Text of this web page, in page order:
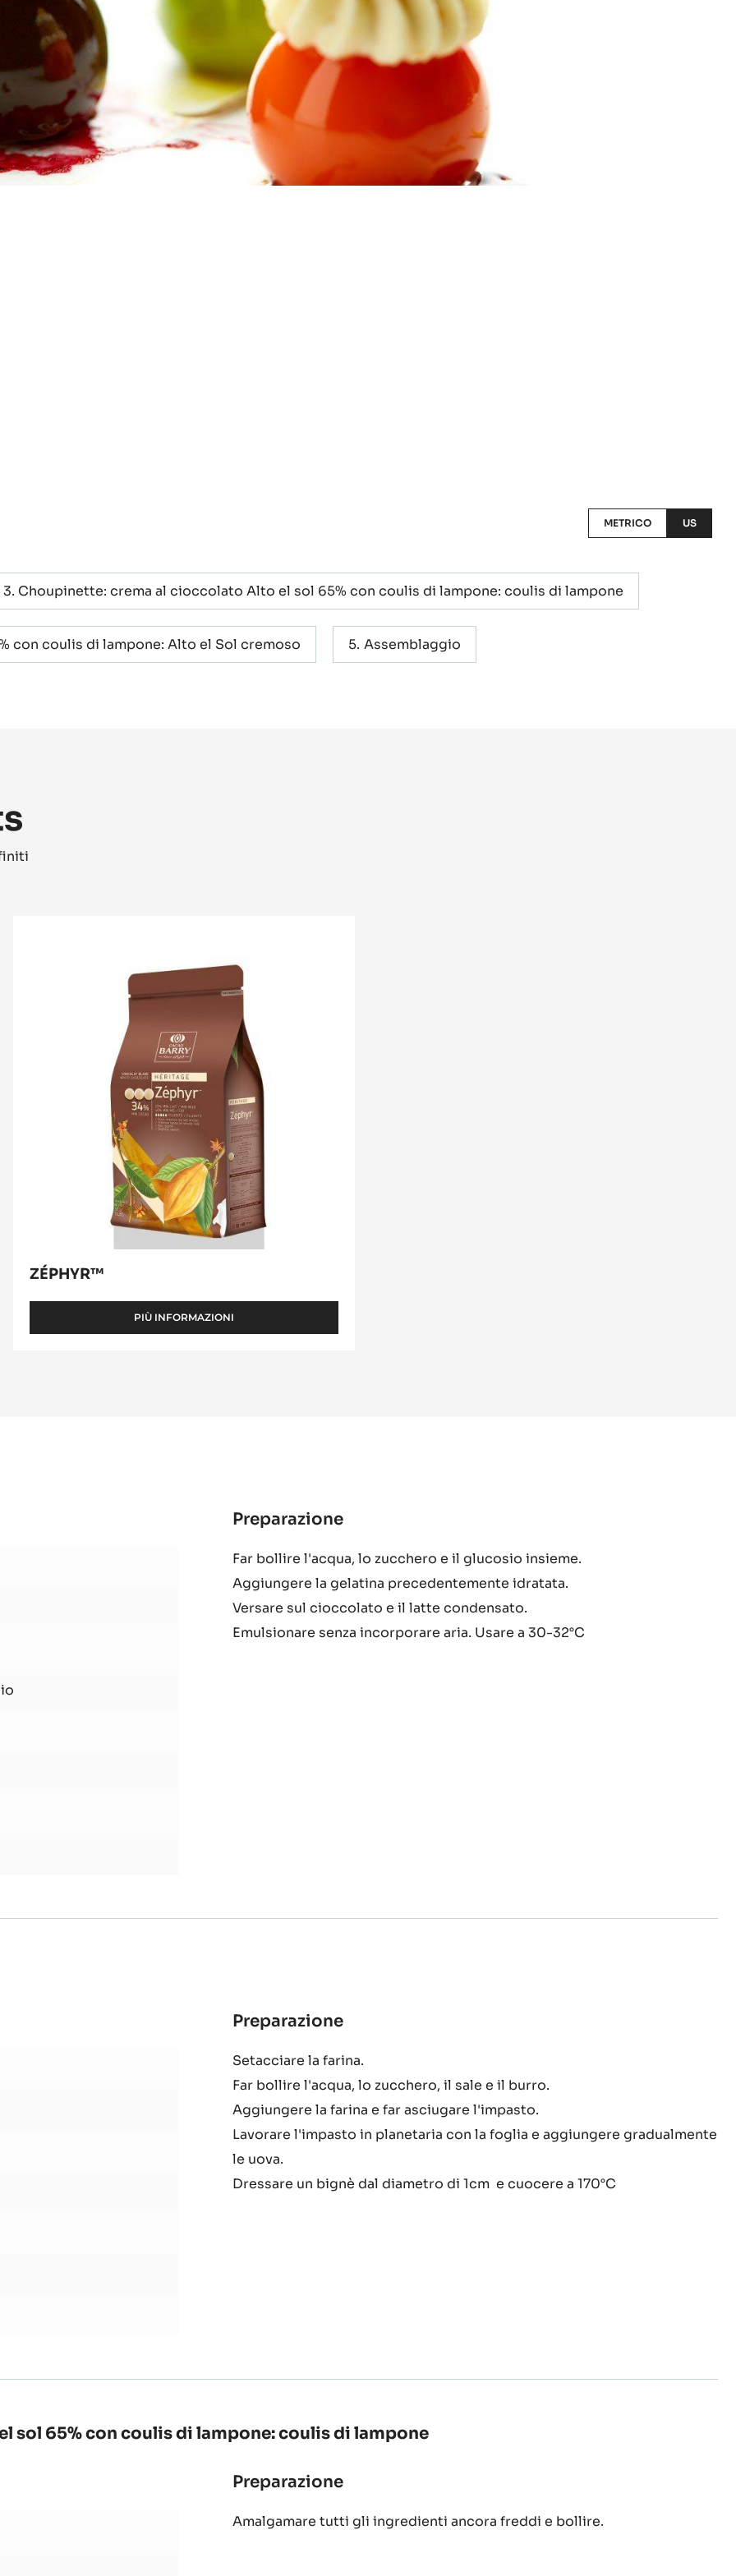
METRICO US
Choupinette: crema al cioccolato Alto el sol 65% con coulis di lampone: coulis di lampone
con coulis di lampone: Alto el Sol cremoso Assemblaggio
ZÉPHYR™
PIÙ INFORMAZIONI
-
Preparazione:
al
cioccolato
Far bollire l'acqua, lo zucchero e il glucosio insieme.
Aggiungere la gelatina precedentemente idratata.
Versare sul cioccolato e il latte condensato.
Emulsionare senza incorporare aria. Usare a 30-32°C
Preparazione:
bignè
Setacciare la farina.
Far bollire l'acqua, lo zucchero, il sale e il burro.
Aggiungere la farina e far asciugare l'impasto.
Lavorare l'impasto in planetaria con la foglia e aggiungere gradualmente
le uova.
Dressare un bignè dal diametro di 1cm e cuocere a 170°C
sol 65% con coulis di lampone: coulis di lampone
Preparazione:
crema
Amalgamare tutti gli ingredienti ancora freddi e bollire.